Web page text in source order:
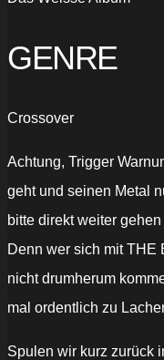
GENRE
Crossover
Achtung, Trigger
geht und seinen Metal
bitte direkt weiter
Denn wer sich mit THE
nicht drumherum
mal ordentlich zu
Spulen wir kurz zurück